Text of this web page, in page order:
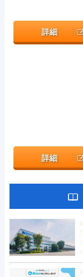
詳細
詳細